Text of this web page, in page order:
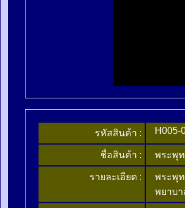
รหัสสินค้า : H005-
ชื่อสินค้า : พระพุ
รายละเอียด :
พระพุ
พยาบ